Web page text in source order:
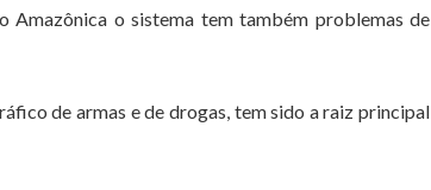
Amazônica o sistema tem também problemas de
de armas e de drogas, tem sido a raiz principal